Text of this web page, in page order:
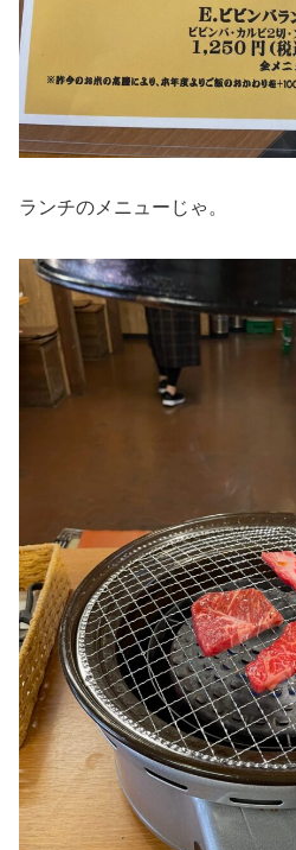
ランチのメニューじゃ。